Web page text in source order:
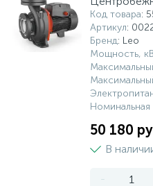
Код товара:
Артикул:
Бренд: Leo
Мощность,
Номинальная
50 180
В
-